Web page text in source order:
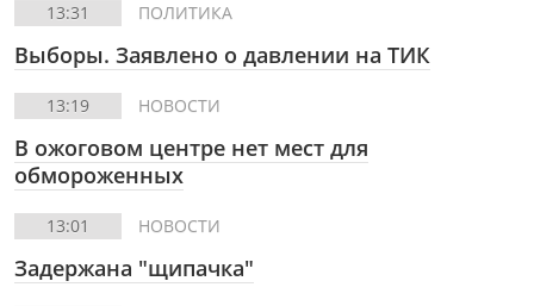
13:31 ПОЛИТИКА
Выборы. Заявлено о давлении на ТИК
13:19 НОВОСТИ
В ожоговом центре нет мест для
обмороженных
13:01 НОВОСТИ
Задержана "щипачка"